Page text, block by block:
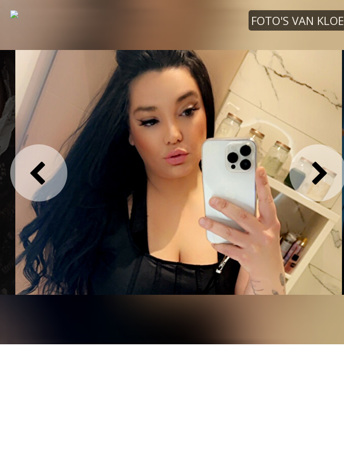
FOTO'S VAN KLOE